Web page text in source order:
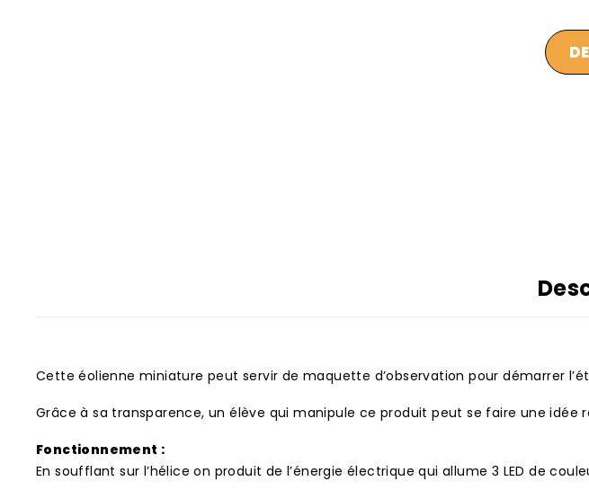
Cette éolienne miniature peut servir de maquette d’observation pour démarrer
Grâce à sa transparence, un élève qui manipule ce produit peut se faire une idée
Fonctionnement :
En soufflant sur l’hélice on produit de l’énergie électrique qui allume 3 LED de